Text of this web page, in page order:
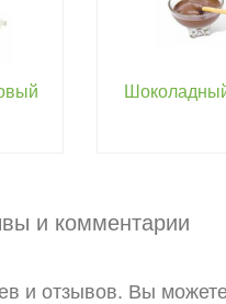
и комментарии
и отзывов. Вы